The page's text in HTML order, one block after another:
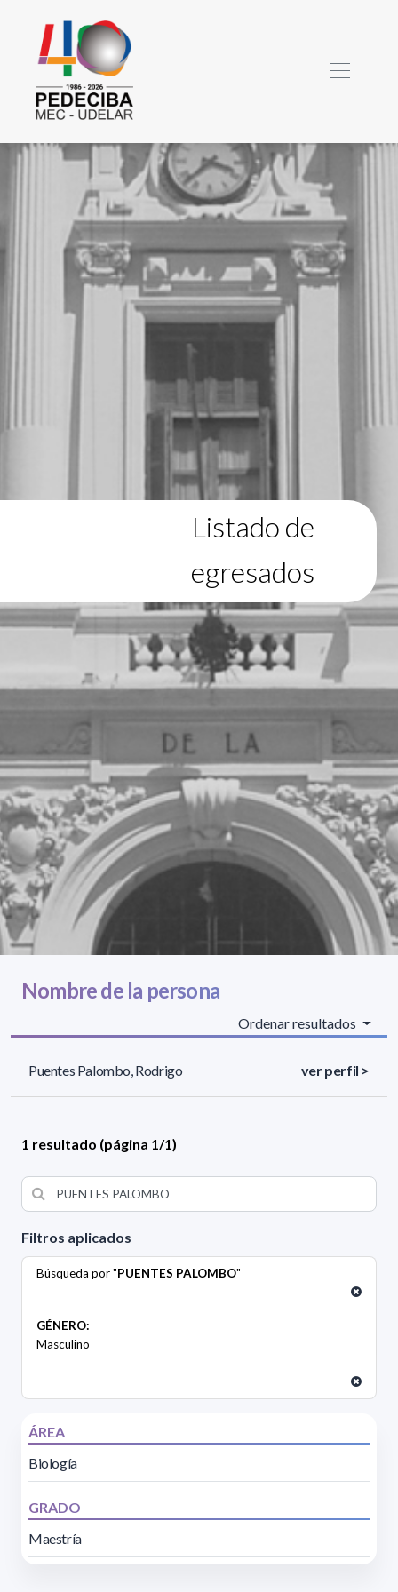
Listado de
egresados
Filtros aplicados
Búsqueda por "PUENTES PALOMBO"
GÉNERO:
Masculino
ÁREA
Biología
GRADO
Maestría
Nombre de la persona
Ordenar resultados
Puentes Palombo, Rodrigo ver perfil >
1 resultado (página 1/1)